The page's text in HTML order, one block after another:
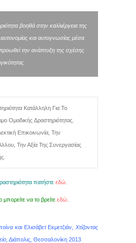
βοηθά στην καλλιέργεια της
αυτονομίας και αυτογνωσίας μέσα
την ανάπτυξη της σχέσης
Κατάλληλη Για Το
Ομαδικής Δραστηριότητας.
Επικοινωνία, Την
Την Αξία Της Συνεργασίας
πατήστε εδώ
μπορείτε να το βρείτε εδώ
και Ελισάβετ Εκμετζιάν, Χτίζοντας
, Διάπολις, Θεσσαλονίκη 2013